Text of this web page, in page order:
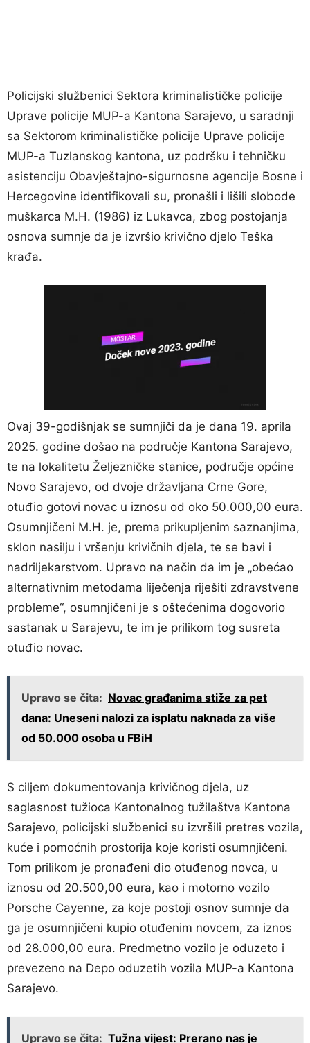
Policijski službenici Sektora kriminalističke policije
Uprave policije MUP-a Kantona Sarajevo, u saradnji
sa Sektorom kriminalističke policije Uprave policije
MUP-a Tuzlanskog kantona, uz podršku i tehničku
asistenciju Obavještajno-sigurnosne agencije Bosne i
Hercegovine identifikovali su, pronašli i lišili slobode
muškarca M.H. (1986) iz Lukavca, zbog postojanja
osnova sumnje da je izvršio krivično djelo Teška
krađa.
Ovaj 39-godišnjak se sumnjiči da je dana 19. aprila
2025. godine došao na područje Kantona Sarajevo,
te na lokalitetu Željezničke stanice, područje općine
Novo Sarajevo, od dvoje državljana Crne Gore,
otuđio gotovi novac u iznosu od oko 50.000,00 eura.
Osumnjičeni M.H. je, prema prikupljenim saznanjima,
sklon nasilju i vršenju krivičnih djela, te se bavi i
nadriljekarstvom. Upravo na način da im je „obećao
alternativnim metodama liječenja riješiti zdravstvene
probleme“, osumnjičeni je s oštećenima dogovorio
sastanak u Sarajevu, te im je prilikom tog susreta
otuđio novac.
Upravo se čita: Novac građanima stiže za pet
dana: Uneseni nalozi za isplatu naknada za više
od 50.000 osoba u FBiH
S ciljem dokumentovanja krivičnog djela, uz
saglasnost tužioca Kantonalnog tužilaštva Kantona
Sarajevo, policijski službenici su izvršili pretres vozila,
kuće i pomoćnih prostorija koje koristi osumnjičeni.
Tom prilikom je pronađeni dio otuđenog novca, u
iznosu od 20.500,00 eura, kao i motorno vozilo
Porsche Cayenne, za koje postoji osnov sumnje da
ga je osumnjičeni kupio otuđenim novcem, za iznos
od 28.000,00 eura. Predmetno vozilo je oduzeto i
prevezeno na Depo oduzetih vozila MUP-a Kantona
Sarajevo.
Upravo se čita: Tužna vijest: Prerano nas je